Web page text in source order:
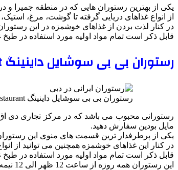
یکی از بهترین رستوران هایی که در منطقه جمیرا
از انواع غذاهای دریایی گرفته تا گوشت، مرغ،
در کنار لذت بردن از غذاهای خوشمزه در این رستوران
قابل ذکر است تمام مواد اولیه مورد استفاده در
رستوران بی بی سوشایل داینینگ BB Social Dining restaurant
رستوران بی بی سوشایل داینینگ BB Social Dining restaurant
رستورانی محبوب می باشد که در مرکز تجاری دی اق
مایل بودین سفارش دهید.
یکی از پرطرفدار ترین قسمت های منوی این
در کنار این غذاهای خوشمزه همچنین می توانید از
قابل ذکر است تمام مواد اولیه مورد استفاده در
این رستوران همه روزه از ساعت 12 ظهر الی 12 نیمه شب باز می باشد.